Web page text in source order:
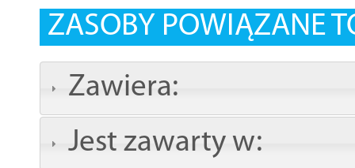
ZASOBY POWIĄZANE
Zawiera:
Jest zawarty w: